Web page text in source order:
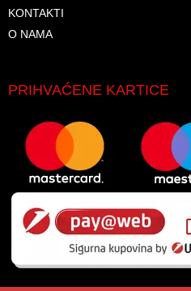
KONTAKTI
O NAMA
PRIHVAĆENE KARTICE